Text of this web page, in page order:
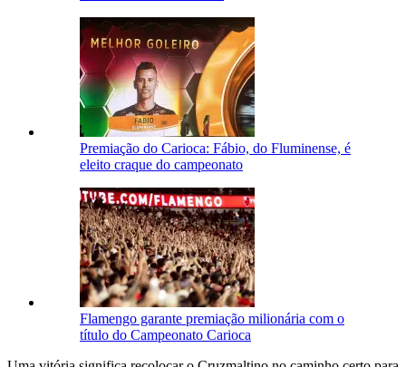
Premiação do Carioca: Fábio, do Fluminense, é
eleito craque do campeonato
Flamengo garante premiação milionária com o
título do Campeonato Carioca